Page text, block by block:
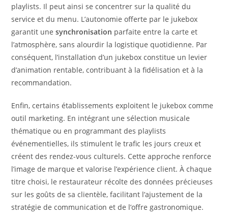
playlists. Il peut ainsi se concentrer sur la qualité du
service et du menu. L’autonomie offerte par le jukebox
garantit unesynchronisation parfaite entre la carte et
l’atmosphère, sans alourdir la logistique quotidienne. Par
conséquent, l’installation d’un jukebox constitue un levier
d’animation rentable, contribuant à la fidélisation et à la
recommandation.
Enfin, certains établissements exploitent le jukebox comme
outil marketing. En intégrant une sélection musicale
thématique ou en programmant des playlists
événementielles, ils stimulent le trafic les jours creux et
créent des rendez-vous culturels. Cette approche renforce
l’image de marque et valorise l’expérience client. À chaque
titre choisi, le restaurateur récolte des données précieuses
sur les goûts de sa clientèle, facilitant l’ajustement de la
stratégie de communication et de l’offre gastronomique.